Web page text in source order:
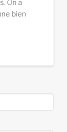
On a
bien